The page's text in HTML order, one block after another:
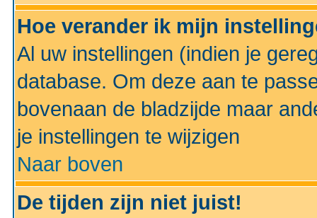
Hoe verander ik mijn
Al uw instellingen (indien je
database. Om deze aan te
bovenaan de bladzijde maar
je instellingen te wijzigen
Naar boven
De tijden zijn niet juist!